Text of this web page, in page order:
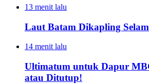
13 menit lalu
Laut Batam Dikapling
14 menit lalu
Ultimatum untuk Dapur
atau Ditutup!